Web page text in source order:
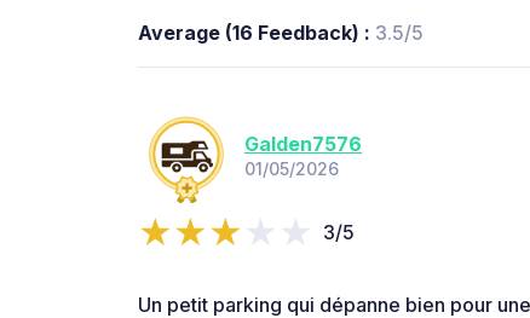
Average (16 Feedback) : 3.5/5
Galden7576
01/05/2026
3/5
Un petit parking qui dépanne bien pour